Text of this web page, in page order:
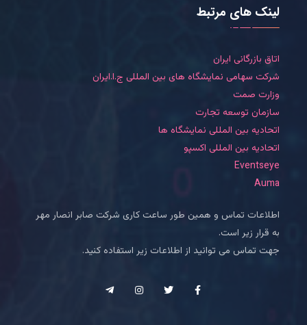
لینک های مرتبط
اتاق بازرگانی ایران
شرکت سهامی نمایشگاه های بین المللی ج.ا.ایران
وزارت صمت
سازمان توسعه تجارت
اتحادیه بین المللی نمایشگاه ها
اتحادیه بین المللی اکسپو
Eventseye
Auma
اطلاعات تماس و همین طور ساعت کاری شرکت صابر انصار مهر
به قرار زیر است.
جهت تماس می توانید از اطلاعات زیر استفاده کنید.